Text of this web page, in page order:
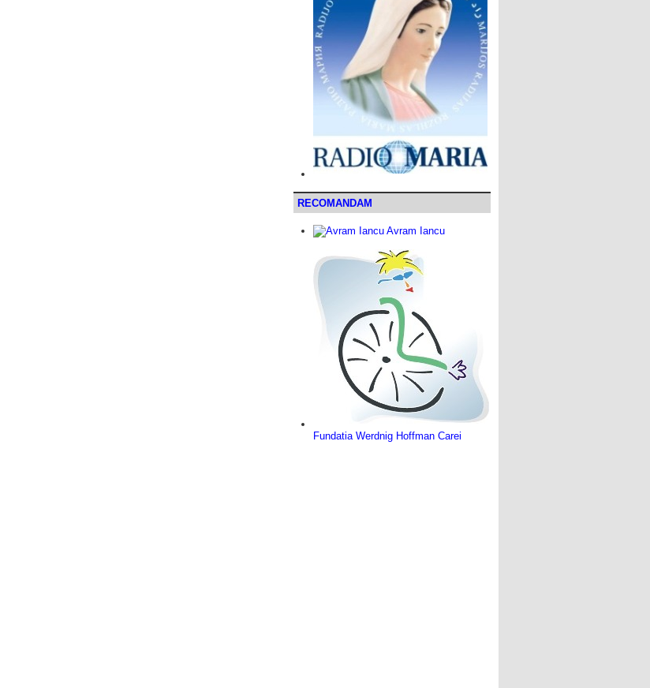
RECOMANDAM
Avram Iancu
Fundatia Werdnig Hoffman Carei